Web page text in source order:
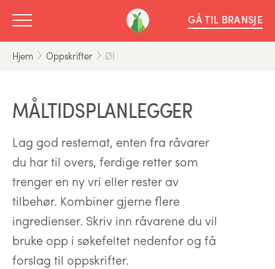
GÅ TIL BRANSJE
Hjem Oppskrifter Øl
MÅLTIDSPLANLEGGER
Lag god restemat, enten fra råvarer
du har til overs, ferdige retter som
trenger en ny vri eller rester av
tilbehør. Kombiner gjerne flere
ingredienser. Skriv inn råvarene du vil
bruke opp i søkefeltet nedenfor og få
forslag til oppskrifter.